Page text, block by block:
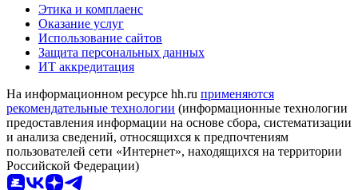
Этика и комплаенс
Оказание услуг
Использование сайтов
Защита персональных данных
ИТ аккредитация
На информационном ресурсе hh.ru применяются
рекомендательные технологии (информационные технологии
предоставления информации на основе сбора, систематизации
и анализа сведений, относящихся к предпочтениям
пользователей сети «Интернет», находящихся на территории
Российской Федерации)